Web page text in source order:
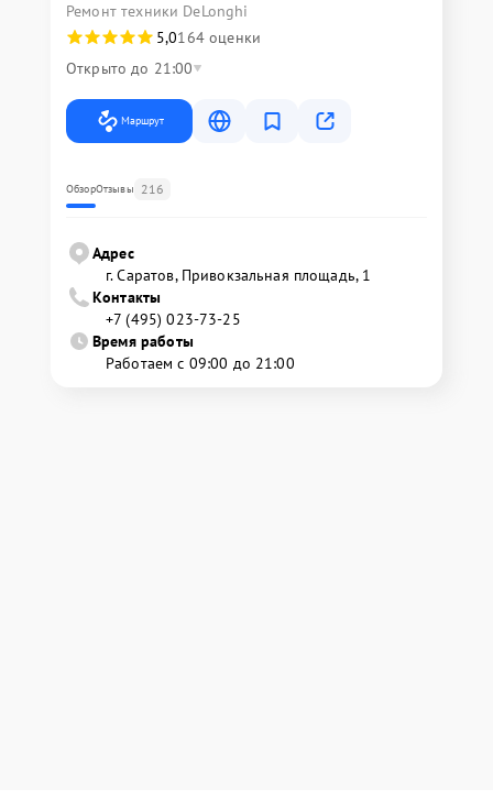
Ремонт техники DeLonghi
5,0164 оценки
Открыто до 21:00
Маршрут
ОбзорОтзывы 216
Адрес
г. Саратов, Привокзальная площадь, 1
Контакты
+7 (495) 023-73-25
Время работы
Работаем с 09:00 до 21:00